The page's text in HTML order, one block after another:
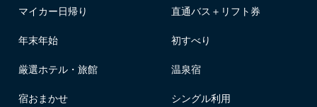
マイカー日帰り 直通バス＋リフト券
年末年始 初すべり
厳選ホテル・旅館 温泉宿
宿おまかせ シングル利用